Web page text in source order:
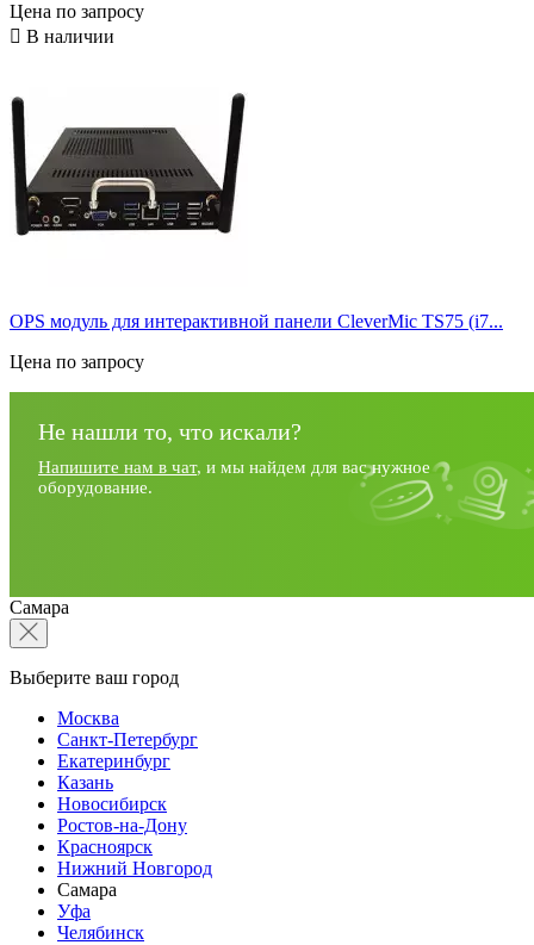
Цена по запросу
 В наличии
OPS модуль для интерактивной панели CleverMic TS75 (i7...
Цена по запросу
Не нашли то, что искали?
Напишите нам в чат, и мы найдем для вас нужное
оборудование.
Самара
Выберите ваш город
Москва
Санкт-Петербург
Екатеринбург
Казань
Новосибирск
Ростов-на-Дону
Красноярск
Нижний Новгород
Самара
Уфа
Челябинск